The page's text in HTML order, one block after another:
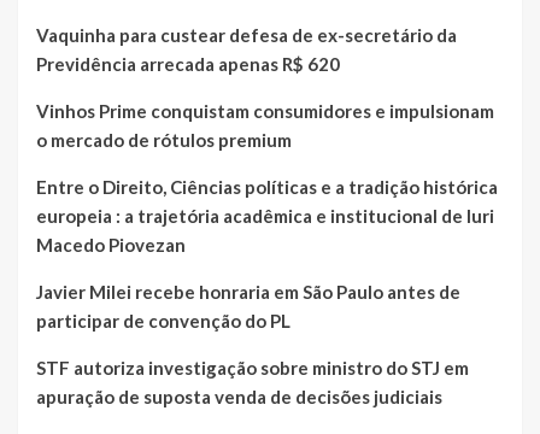
Vaquinha para custear defesa de ex-secretário da
Previdência arrecada apenas R$ 620
Vinhos Prime conquistam consumidores e impulsionam
o mercado de rótulos premium
Entre o Direito, Ciências políticas e a tradição histórica
europeia : a trajetória acadêmica e institucional de Iuri
Macedo Piovezan
Javier Milei recebe honraria em São Paulo antes de
participar de convenção do PL
STF autoriza investigação sobre ministro do STJ em
apuração de suposta venda de decisões judiciais